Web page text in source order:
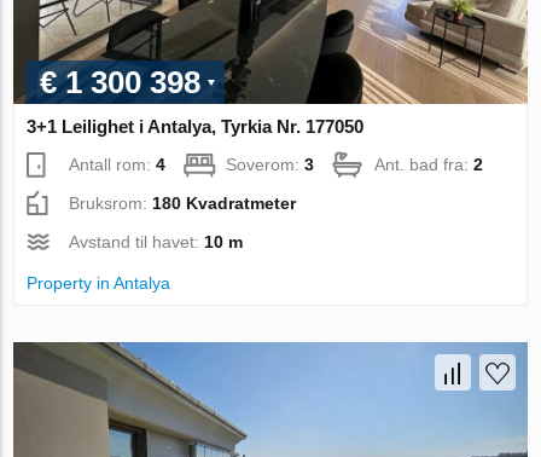
€ 1 300 398
3+1 Leilighet i Antalya, Tyrkia Nr. 177050
Antall rom:4 Soverom:3 Ant. bad fra:2
Bruksrom: 180 Kvadratmeter
Avstand til havet: 10 m
Property in Antalya